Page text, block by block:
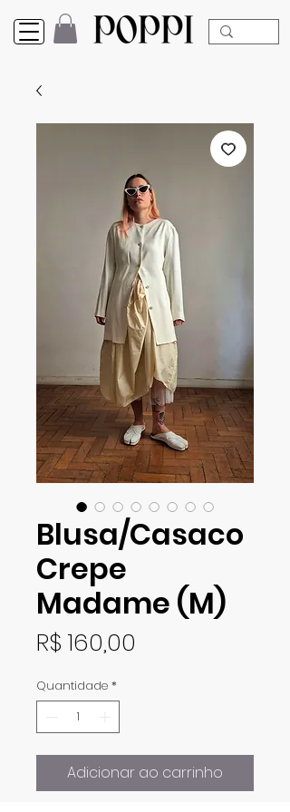
Blusa/Casaco
Crepe
Madame (M)
R$ 160,00
Quantidade *
Adicionar ao carrinho